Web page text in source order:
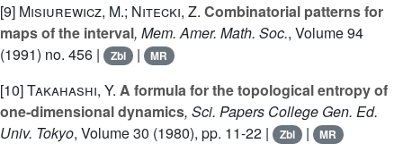
[9] Misiurewicz, M.; Nitecki, Z. Combinatorial patterns for
maps of the interval, Mem. Amer. Math. Soc., Volume 94
(1991) no. 456 |
Zbl | MR
[10]Takahashi, Y. A formula for the topological entropy of
one-dimensional dynamics, Sci. Papers College Gen. Ed.
Univ. Tokyo, Volume 30 (1980), pp. 11-22 | Zbl | MR